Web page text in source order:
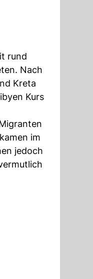
rund
Nach
Kreta
Kurs
im
jedoch